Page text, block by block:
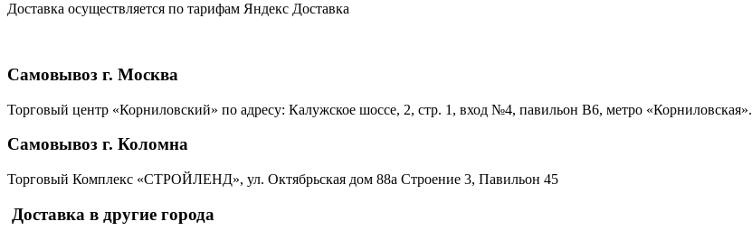
Доставка осуществляется по тарифам Яндекс Доставка
Самовывоз г. Москва
Торговый центр «Корниловский» по адресу: Калужское шоссе, 2, стр. 1, вход №4, павильон В6, метро «Корниловская».
Самовывоз г. Коломна
Торговый Комплекс «СТРОЙЛЕНД», ул. Октябрьская дом 88а Строение 3, Павильон 45
Доставка в другие города